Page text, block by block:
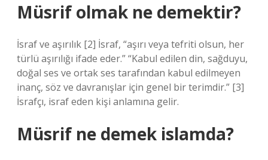
Müsrif olmak ne demektir?
İsraf ve aşırılık [2] İsraf, “aşırı veya tefriti olsun, her
türlü aşırılığı ifade eder.” “Kabul edilen din, sağduyu,
doğal ses ve ortak ses tarafından kabul edilmeyen
inanç, söz ve davranışlar için genel bir terimdir.” [3]
İsrafçı, israf eden kişi anlamına gelir.
Müsrif ne demek islamda?